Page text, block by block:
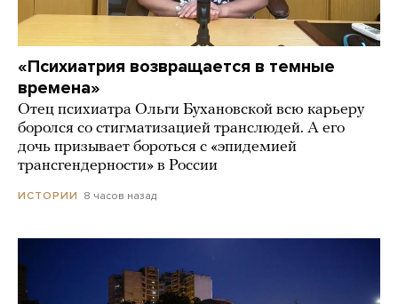
«Психиатрия возвращается в темные
времена»
Отец психиатра Ольги Бухановской всю карьеру
боролся со стигматизацией транслюдей. А его
дочь призывает бороться с «эпидемией
трансгендерности» в России
ИСТОРИИ 8 часов назад